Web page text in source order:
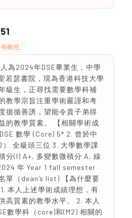
有耐性
人為2024年DSE畢業生，中學
若瑟書院，現為香港科技大學
級生，正尋找需要數學科補
教學宗旨注重學術嚴謹和考
循循善誘，望能令貴子弟得
的教學質素。 【相關學術成
數學 (Core) 5* 2. 曾於中
） 全級頭三位 3. 大學數學課
分(I) A+, 多變數微積分 A, 線
年 Year 1 fall semester
單（dean’s list) 【為什麼要
本人上述學術成績理想，有
高質素的教學水平。 2. 本人
數學科（core)和(M2) 相關的